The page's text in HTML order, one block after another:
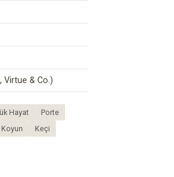
& Co.)
Hayat
Porte
Koyun
Keçi